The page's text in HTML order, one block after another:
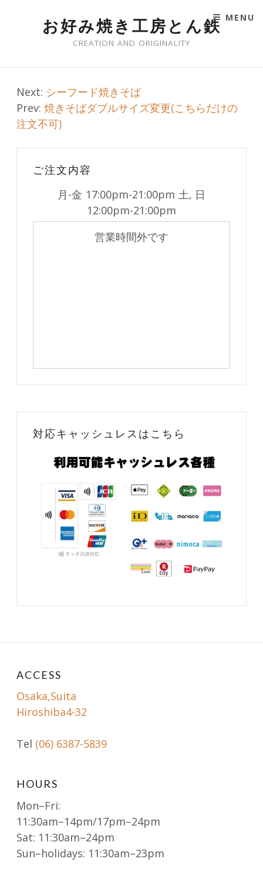
SKIP TO CONTENT
お好み焼き工房とん鉄
CREATION AND ORIGINALITY
MENU
Post
navigation
Next: シーフード焼きそば
Prev: 焼きそばダブルサイズ変更(こちらだけの
注文不可)
ご注文内容
月-金 17:00pm-21:00pm 土, 日
12:00pm-21:00pm
営業時間外です
対応キャッシュレスはこちら
ACCESS
Osaka,Suita
Hiroshiba4-32
Tel (06) 6387-5839
HOURS
Mon–Fri:
11:30am–14pm/17pm–24pm
Sat: 11:30am–24pm
Sun–holidays: 11:30am–23pm